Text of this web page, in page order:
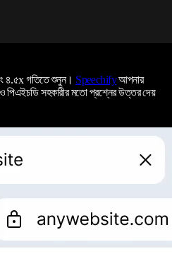
৪.৫x গতিতে শুনুন। Speechifyআপনার
পিএইচডি সহকারীর মতো প্রশ্নের উত্তর দেয়